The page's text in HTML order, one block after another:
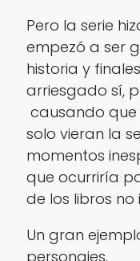
Pero la serie
empezó a ser
historia y
arriesgado sí,
causando que
solo vieran la
momentos
que ocurriría
de los libros
Un gran
personajes.